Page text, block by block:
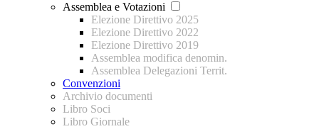
Assemblea e Votazioni
Elezione Direttivo 2025
Elezione Direttivo 2022
Elezione Direttivo 2019
Assemblea modifica denomin.
Assemblea Delegazioni Territ.
Convenzioni
Archivio documenti
Libro Soci
Libro Giornale